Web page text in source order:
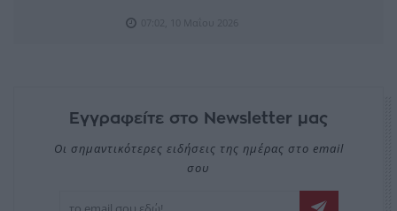
Εγγραφείτε στο Newsletter μας
Οι σημαντικότερες ειδήσεις της ημέρας στο email
σου